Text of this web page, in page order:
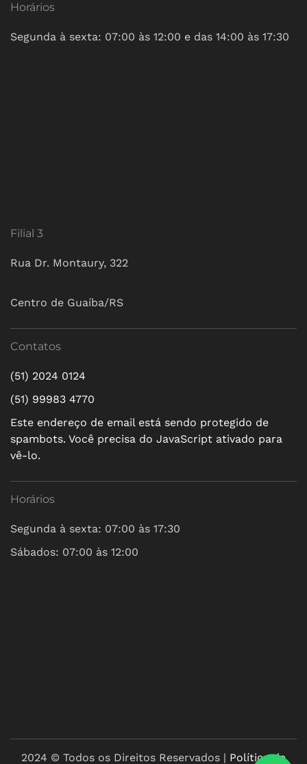
Horários
Segunda à sexta: 07:00 às 12:00 e das 14:00 às 17:30
Filial 3
Rua Dr. Montaury, 322
Centro de Guaíba/RS
Contatos
(51) 2024 0124
(51) 99983 4770
Este endereço de email está sendo protegido de
spambots. Você precisa do JavaScript ativado para
vê-lo.
Horários
Segunda à sexta: 07:00 às 17:30
Sábados: 07:00 às 12:00
2024 © Todos os Direitos Reservados | Política de